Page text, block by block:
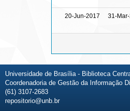
20-Jun-2017 31-
Universidade de Brasília - Biblioteca
Coordenadoria de Gestão da Informação
(61) 3107-2683
repositorio@unb.br